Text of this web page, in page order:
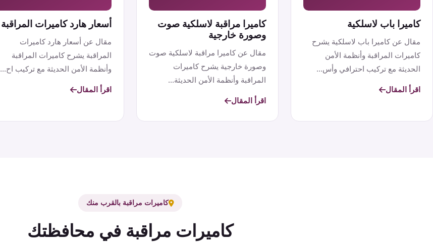
كاميرا باب لاسلكية
مقال عن كاميرا باب لاسلكية يشرح
كاميرات المراقبة وأنظمة الأمن
الحديثة مع تركيب احترافي وأس...
اقرأ المقال
كاميرا مراقبة لاسلكية صوت
وصورة خارجية
مقال عن كاميرا مراقبة لاسلكية صوت
وصورة خارجية يشرح كاميرات
المراقبة وأنظمة الأمن الحديثة...
اقرأ المقال
أسعار هارد كاميرات المراقبة
مقال عن أسعار هارد كاميرات
المراقبة يشرح كاميرات المراقبة
وأنظمة الأمن الحديثة مع تركيب اح...
اقرأ المقال
كاميرات مراقبة بالقرب منك
كاميرات مراقبة في محافظتك